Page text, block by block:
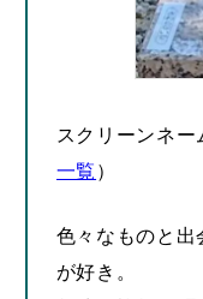
スクリーンネ
色々なものと出
が好き。
特に好きなもの
興味のあること